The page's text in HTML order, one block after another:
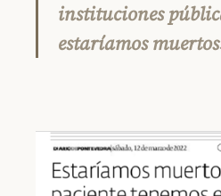
instituciones
estaríamos